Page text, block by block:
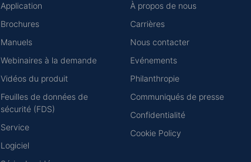
Application
Brochures
Manuels
Webinaires à la demande
Vidéos du produit
Feuilles de données de
sécurité (FDS)
Service
Logiciel
À propos de nous
Carrières
Nous contacter
Evénements
Philanthropie
Communiqués de presse
Confidentialité
Cookie Policy